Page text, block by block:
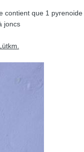
contient que 1
joncs